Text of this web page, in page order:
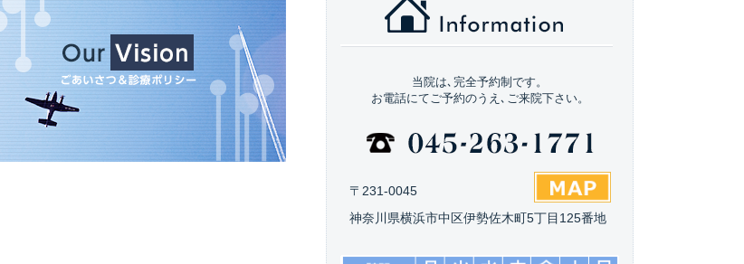
当院は､完全予約制です。
お電話にてご予約のうえ､ご来院下さい。
〒231-0045
神奈川県横浜市中区伊勢佐木町5丁目125番地